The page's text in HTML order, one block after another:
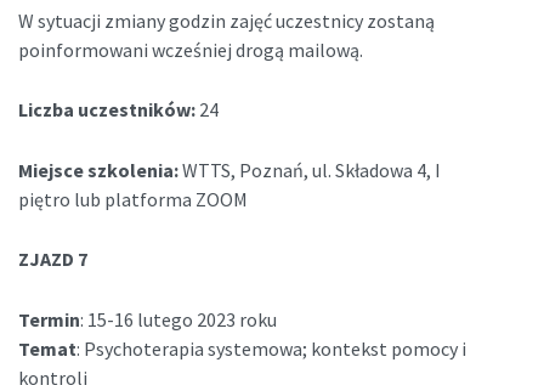
W sytuacji zmiany godzin zajęć uczestnicy zostaną
poinformowani wcześniej drogą mailową.
Liczba uczestników: 24
Miejsce szkolenia:WTTS, Poznań, ul. Składowa 4, I
piętro lub platforma ZOOM
ZJAZD 7
Termin: 15-16 lutego 2023 roku
Temat: Psychoterapia systemowa; kontekst pomocy i
kontroli